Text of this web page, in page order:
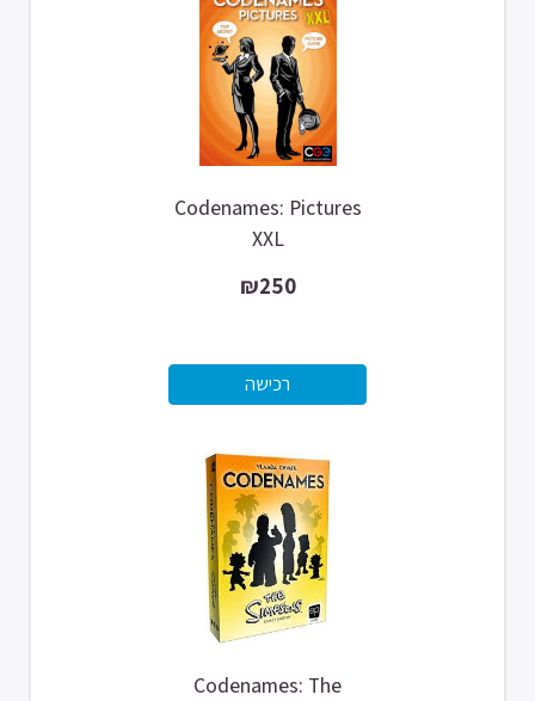
Codenames: Pictures
XXL
₪250
Codenames: The